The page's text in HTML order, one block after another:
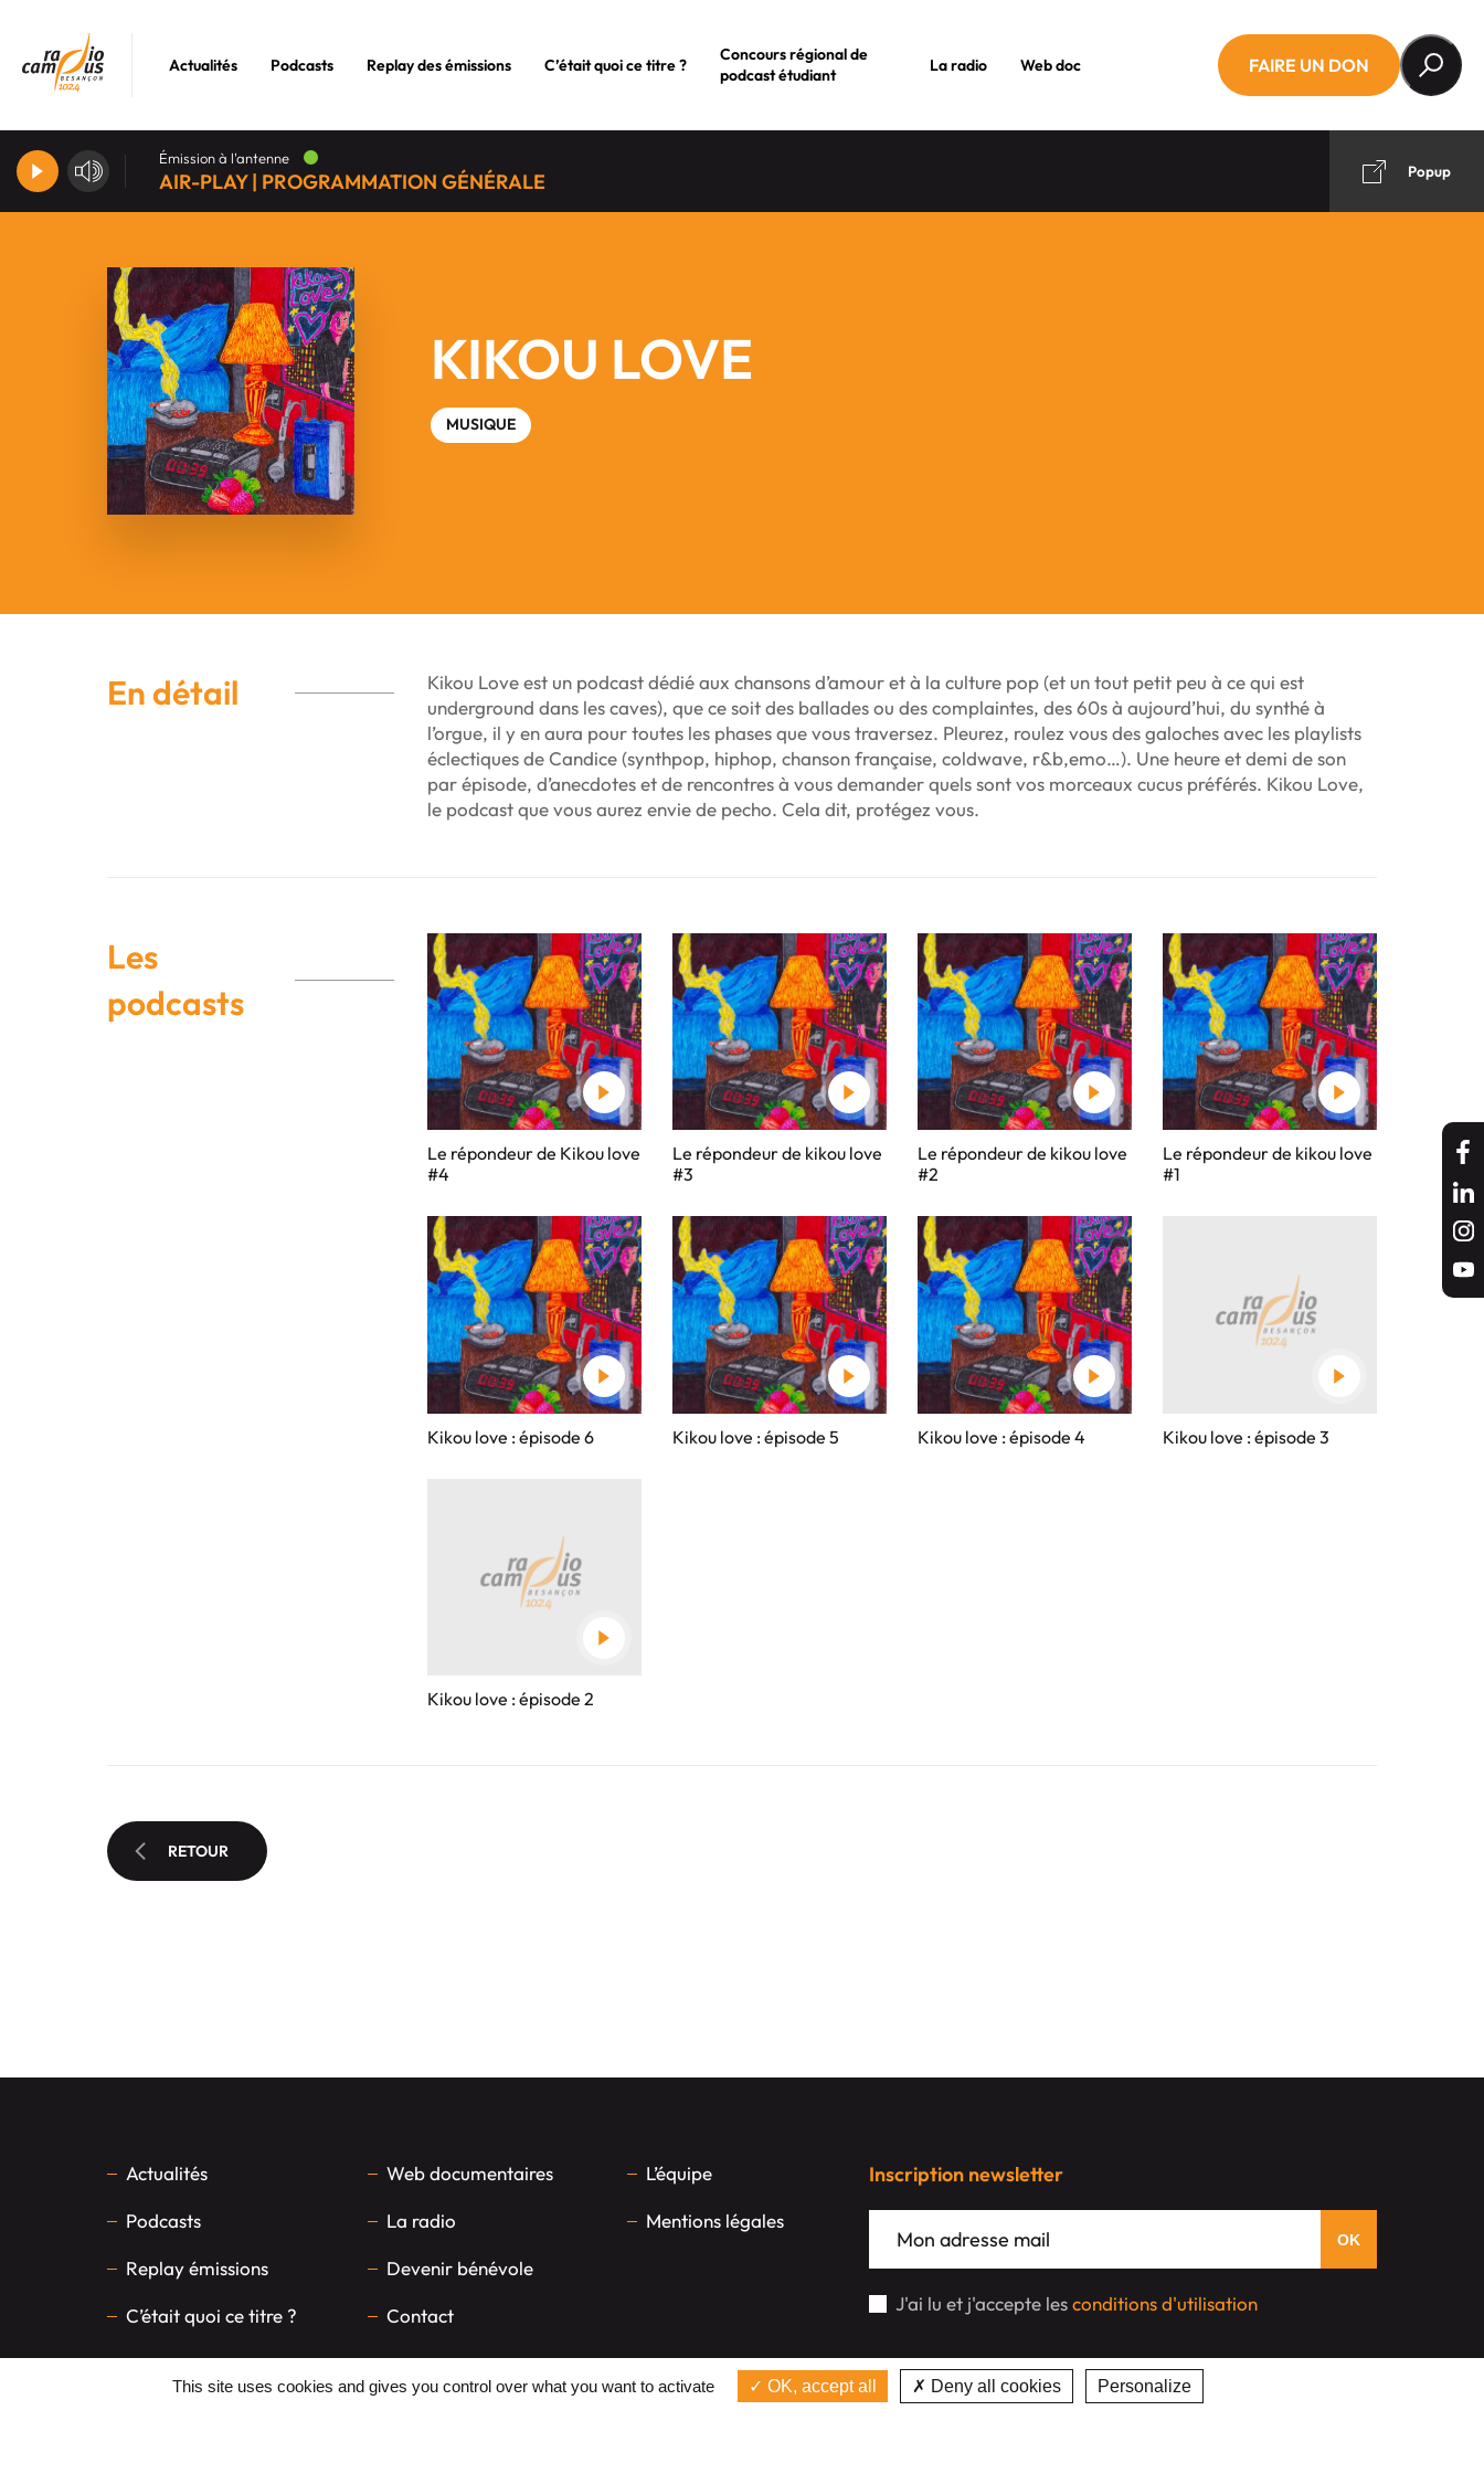
Actualités Podcasts Replay des émissions C’était quoi ce titre ?
Concours régional de
podcast étudiant
La radio Web doc FAIRE UN DON
Émission à l'antenne
AIR-PLAY | PROGRAMMATION GÉNÉRALE Popup
KIKOU LOVE
MUSIQUE
En détail
Kikou Love est un podcast dédié aux chansons d’amour et à la culture pop (et un tout petit peu à ce qui est
underground dans les caves), que ce soit des ballades ou des complaintes, des 60s à aujourd’hui, du synthé à
l’orgue, il y en aura pour toutes les phases que vous traversez. Pleurez, roulez vous des galoches avec les playlists
éclectiques de Candice (synthpop, hiphop, chanson française, coldwave, r&b,emo…). Une heure et demi de son
par épisode, d’anecdotes et de rencontres à vous demander quels sont vos morceaux cucus préférés. Kikou Love,
le podcast que vous aurez envie de pecho. Cela dit, protégez vous.
Les
podcasts
Le répondeur de Kikou love
#4
Le répondeur de kikou love
#3
Le répondeur de kikou love
#2
Le répondeur de kikou love
#1
Kikou love : épisode 6 Kikou love : épisode 5 Kikou love : épisode 4 Kikou love : épisode 3
Kikou love : épisode 2
RETOUR
Actualités
Podcasts
Replay émissions
C’était quoi ce titre ?
Web documentaires
La radio
Devenir bénévole
Contact
L’équipe
Mentions légales
Inscription newsletter
J'ai lu et j'accepte lesconditions d'utilisation
This site uses cookies and gives you control over what you want to activate OK, accept all Deny all cookies Personalize